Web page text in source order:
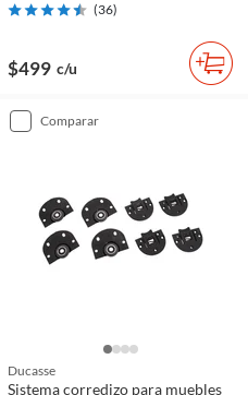
(36)
$499 c/u
comparar
Ducasse
Sistema corredizo para muebles